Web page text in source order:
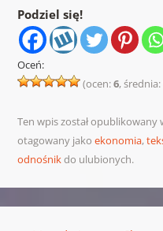
Podziel się!
Oceń:
(ocen:6, średnia:
Ten wpis został opublikowany
otagowany jako ekonomia,
odnośnikdo ulubionych.